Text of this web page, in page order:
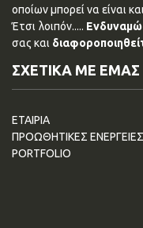
οποίων μπορεί να είναι
Έτσι λοιπόν.....
σας και
ΣΧΕΤΙΚΑ ΜΕ ΕΜΑΣ
ΕΤΑΙΡΙΑ
ΠΡΟΩΘΗΤΙΚΕΣ ΕΝΕΡΓΕΙΕΣ
PORTFOLIO